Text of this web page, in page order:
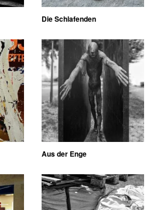
Die Schlafenden
Aus der Enge